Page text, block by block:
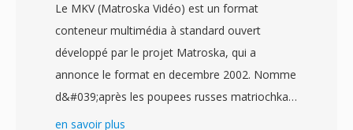
données de sous-titrage, dès métadonnées du
drapeaux de protection contre la copie. Le
interne prenant en chargé les fonctionnalités
Le MKV (Matroska Vidéo) est un format
conteneur multimédia à standard ouvert
développé par le projet Matroska, qui a
annonce le format en decembre 2002. Nomme
d&#039;après les poupees russes matriochkas,
le format est construit sûr le Extensible Binary
en savoir plus